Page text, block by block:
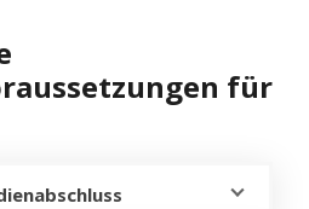
für